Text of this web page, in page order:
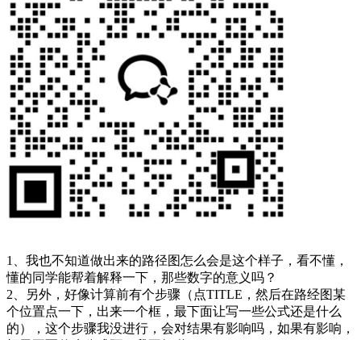
1、我也不知道做出来的路径图怎么会是这个样子，看不懂，
懂的同学能帮着解释一下，那些数字的意义吗？
2、另外，好像计算前有个步骤（点TITLE，然后在路经图某
个位置点一下，出来一个框，最下面让写一些公式还是什么
的），这个步骤我没进行，会对结果有影响吗，如果有影响，